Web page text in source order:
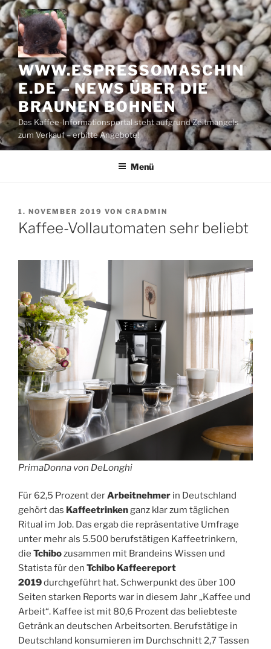
Zum
Inhalt
springen
WWW.ESPRESSOMASCHIN
E.DE – NEWS ÜBER DIE
BRAUNEN BOHNEN
Das Kaffee-Informationsportal steht aufgrund Zeitmangels
zum Verkauf – erbitte Angebote!
Menü
VERÖFFENTLICHT
AM
1. NOVEMBER 2019 VON CRADMIN
Kaffee-Vollautomaten sehr beliebt
PrimaDonna von DeLonghi
Für 62,5 Prozent derArbeitnehmer in Deutschland
gehört das Kaffeetrinkenganz klar zum täglichen
Ritual im Job. Das ergab die repräsentative Umfrage
unter mehr als 5.500 berufstätigen Kaffeetrinkern,
die Tchibozusammen mit Brandeins Wissen und
Statista für den Tchibo Kaffeereport
2019durchgeführt hat. Schwerpunkt des über 100
Seiten starken Reports war in diesem Jahr „Kaffee und
Arbeit“. Kaffee ist mit 80,6 Prozent das beliebteste
Getränk an deutschen Arbeitsorten. Berufstätige in
Deutschland konsumieren im Durchschnitt 2,7 Tassen